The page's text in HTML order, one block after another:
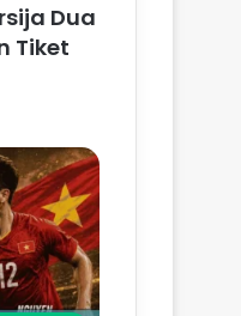
Dua
Tiket